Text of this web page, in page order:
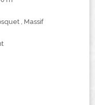
Massif